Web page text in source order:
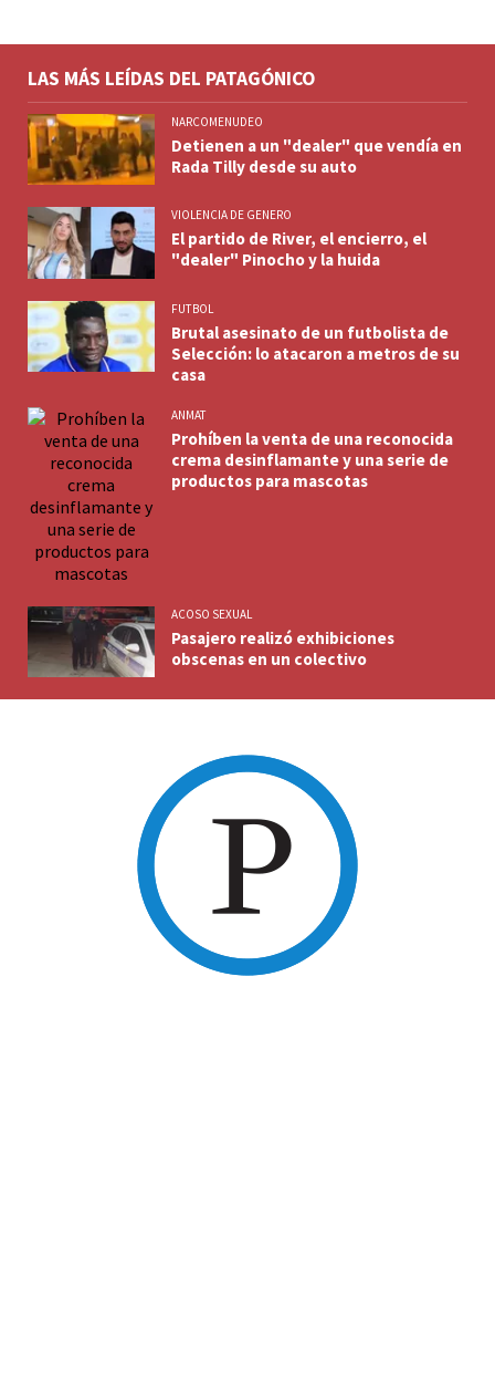
LAS MÁS LEÍDAS DEL PATAGÓNICO
NARCOMENUDEO
Detienen a un "dealer" que vendía en
Rada Tilly desde su auto
VIOLENCIA DE GENERO
El partido de River, el encierro, el
"dealer" Pinocho y la huida
FUTBOL
Brutal asesinato de un futbolista de
Selección: lo atacaron a metros de su
casa
ANMAT
Prohíben la venta de una reconocida
crema desinflamante y una serie de
productos para mascotas
ACOSO SEXUAL
Pasajero realizó exhibiciones
obscenas en un colectivo